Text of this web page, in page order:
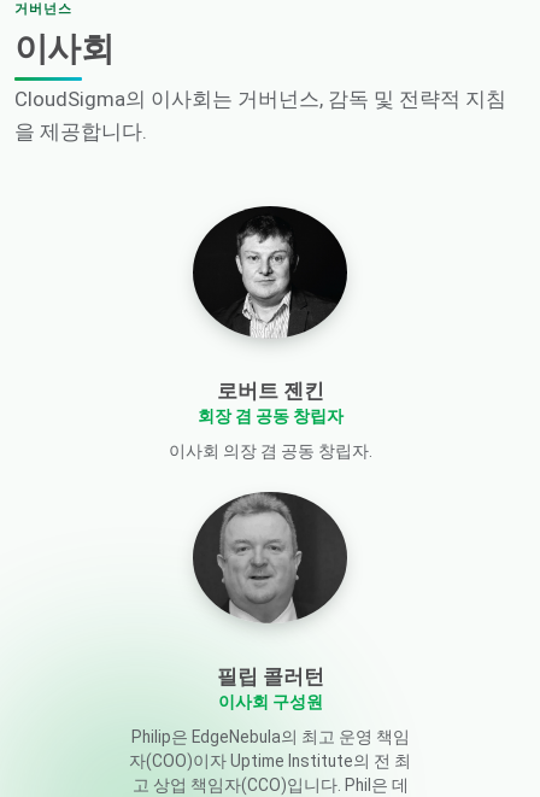
거버넌스
이사회
CloudSigma의 이사회는 거버넌스, 감독 및 전략적 지침
을 제공합니다.
로버트 젠킨
회장 겸 공동 창립자
이사회 의장 겸 공동 창립자.
필립 콜러턴
이사회 구성원
Philip은 EdgeNebula의 최고 운영 책임
자(COO)이자 Uptime Institute의 전 최
고 상업 책임자(CCO)입니다. Phil은 데